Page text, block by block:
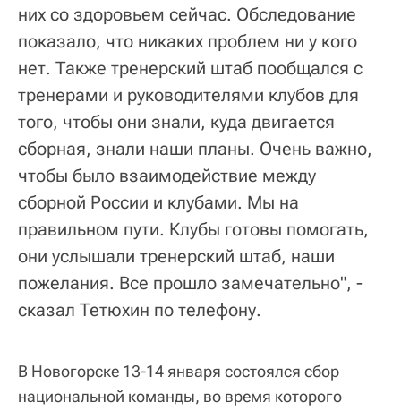
них со здоровьем сейчас. Обследование
показало, что никаких проблем ни у кого
нет. Также тренерский штаб пообщался с
тренерами и руководителями клубов для
того, чтобы они знали, куда двигается
сборная, знали наши планы. Очень важно,
чтобы было взаимодействие между
сборной России и клубами. Мы на
правильном пути. Клубы готовы помогать,
они услышали тренерский штаб, наши
пожелания. Все прошло замечательно", -
сказал Тетюхин по телефону.
В Новогорске 13-14 января состоялся сбор
национальной команды, во время которого